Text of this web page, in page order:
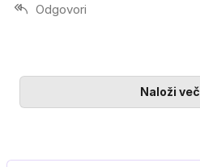
Odgovori
Naloži več